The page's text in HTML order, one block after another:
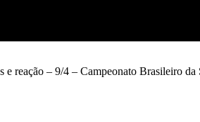
e reação – 9/4 – Campeonato Brasileiro da